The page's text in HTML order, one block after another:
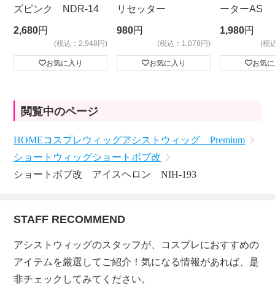
ズピンク NDR-14
2,680円
(税込：2,948円)
お気に入り
リセッター
980円
(税込：1,078円)
お気に入り
ーターAS
ビッグサイ
1,980円
(税
お気
閲覧中のページ
HOMEコスプレウィッグアシストウィッグ Premium
ショートウィッグショートボブ改
ショートボブ改 アイスヘロン NIH-193
STAFF RECOMMEND
アシストウィッグのスタッフが、コスプレにおすすめの
アイテムを厳選してご紹介！気になる情報があれば、是
非チェックしてみてください。